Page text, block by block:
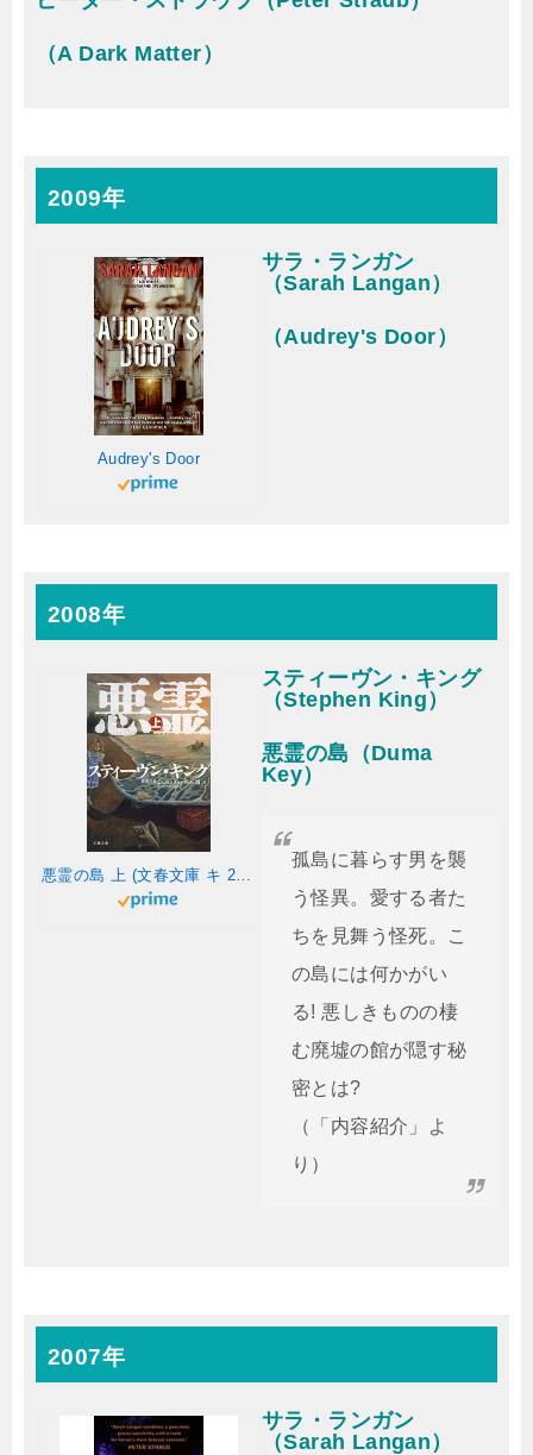
（A Dark Matter）
2009年
Audrey's Door
サラ・ランガン
（Sarah Langan）
（Audrey's Door）
2008年
悪霊の島 上 (文春文庫 キ 2-46)
スティーヴン・キング
（Stephen King）
悪霊の島（Duma
Key）
孤島に暮らす男を襲
う怪異。愛する者た
ちを見舞う怪死。こ
の島には何かがい
る! 悪しきものの棲
む廃墟の館が隠す秘
密とは?
（「内容紹介」よ
り）
2007年
サラ・ランガン
（Sarah Langan）